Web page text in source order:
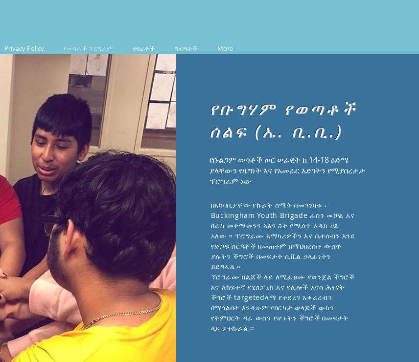
Privacy Policy የወጣቶች ፕሮግራም ተከራዮች ግብዓቶች More
የቡግሃም የወጣቶች
ሰልፍ (ኤ. ቢ.ቢ.)
የቡልጋም ወጣቶች ጦር ሠራዊት ከ 14-18 ዕድሜ
ያላቸውን የዜግነት እና የአመራር እድገትን የሚያበረታታ
ፕሮግራም ነው
በአካባቢያቸው የኩራት ስሜት በመገንባቱ ፣
Buckingham Youth Brigade ራስን መቻል እና
በራስ መተማመንን አፅን aት የሚሰጥ አዲስ ዘዴ
አለው ፡፡ ፕሮግራሙ አማካሪዎችን እና ቤተሰብን እንደ
የድጋፍ ስርዓቶች በመጠቀም በማህበረሰቡ ውስጥ
ያሉትን ችግሮች በመፍታት ሲቪል ኃላፊነትን
ይደግፋል ፡፡
ኘሮግራሙ በልጆች ላይ ለሚፈፀሙ የወንጀል ችግሮች
እና ለከፍተኛ የሂስፓኒክ እና የሌሎች አናሳ ሕፃናት
ችግሮች targetedላማ የተደረገ አቀራረብን
በማጎልበት እንዲሁም የበርካታ ወላጆች ውስን
የትምህርት ዳራ ውስን የሆኑትን ችግሮች በመፍታት
ላይ ያተኩራል ፡፡